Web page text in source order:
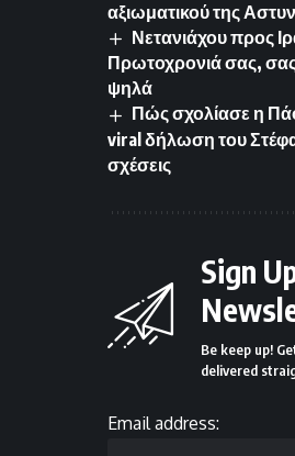
αξιωματικού της
Νετανιάχου προς
Πρωτοχρονιά σας,
ψηλά
Πώς σχολίασε η
viral δήλωση του
σχέσεις
Sign
Be keep up!
delivered
Email address: